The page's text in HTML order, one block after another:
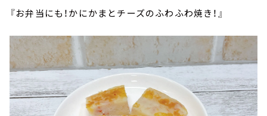
『お弁当にも！かにかまとチーズのふわふわ焼き！』